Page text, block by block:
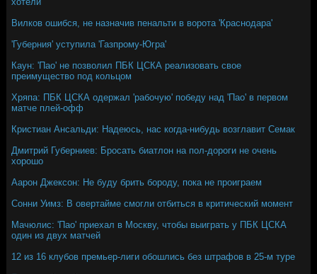
Вилков ошибся, не назначив пенальти в ворота 'Краснодара'
'Губерния' уступила 'Газпрому-Югра'
Каун: 'Пао' не позволил ПБК ЦСКА реализовать свое
преимущество под кольцом
Хряпа: ПБК ЦСКА одержал 'рабочую' победу над 'Пао' в первом
матче плей-офф
Кристиан Ансальди: Надеюсь, нас когда-нибудь возглавит Семак
Дмитрий Губерниев: Бросать биатлон на пол-дороги не очень
хорошо
Аарон Джексон: Не буду брить бороду, пока не проиграем
Сонни Уимз: В овертайме смогли отбиться в критический момент
Мачюлис: 'Пао' приехал в Москву, чтобы выиграть у ПБК ЦСКА
один из двух матчей
12 из 16 клубов премьер-лиги обошлись без штрафов в 25-м туре